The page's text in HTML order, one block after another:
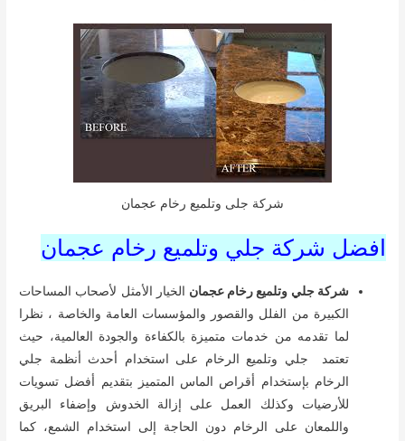
شركة جلى وتلميع رخام عجمان
افضل شركة جلي وتلميع رخام عجمان
شركة جلي وتلميع رخام عجمان الخيار الأمثل لأصحاب المساحات
الكبيرة من الفلل والقصور والمؤسسات العامة والخاصة ، نظرا
لما تقدمه من خدمات متميزة بالكفاءة والجودة العالمية، حيث
تعتمد جلي وتلميع الرخام على استخدام أحدث أنظمة جلي
الرخام بإستخدام أقراص الماس المتميز بتقديم أفضل تسويات
للأرضيات وكذلك العمل على إزالة الخدوش وإضفاء البريق
واللمعان على الرخام دون الحاجة إلى استخدام الشمع، كما